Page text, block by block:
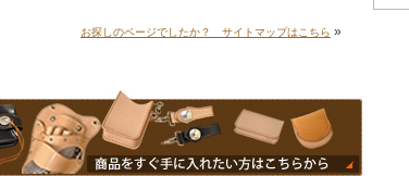
お探しのページでしたか？ サイトマップはこちら »